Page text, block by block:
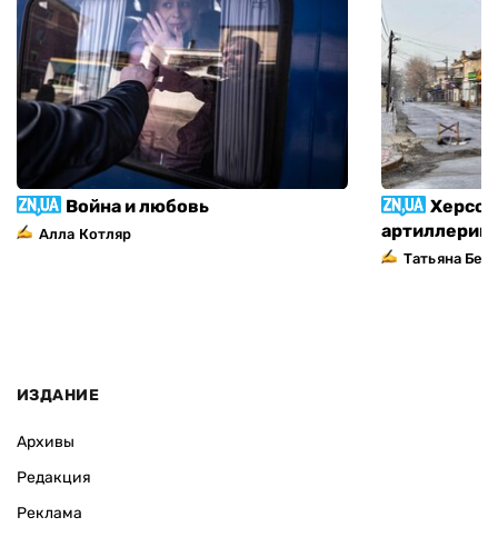
Война и любовь
Алла Котляр
Татьяна
ИЗДАНИЕ
Архивы
Редакция
Реклама